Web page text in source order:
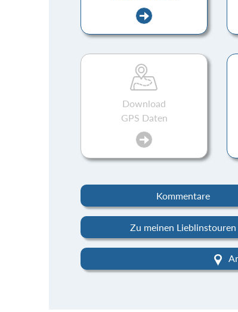
Download
GPS Daten
Kommentare
Zu meinen Lieblinstouren